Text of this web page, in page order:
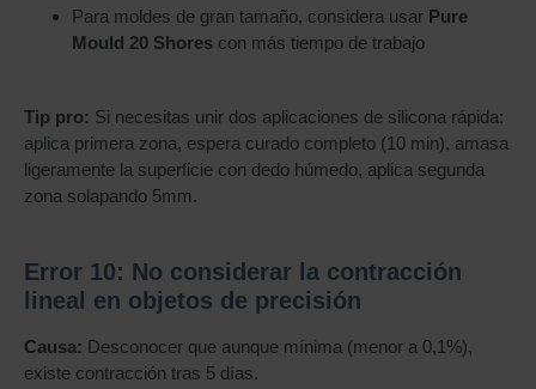
Para moldes de gran tamaño, considera usar Pure
Mould 20 Shores con más tiempo de trabajo
Tip pro: Si necesitas unir dos aplicaciones de silicona rápida:
aplica primera zona, espera curado completo (10 min), amasa
ligeramente la superficie con dedo húmedo, aplica segunda
zona solapando 5mm.
Error 10: No considerar la contracción
lineal en objetos de precisión
Causa: Desconocer que aunque mínima (menor a 0,1%),
existe contracción tras 5 días.